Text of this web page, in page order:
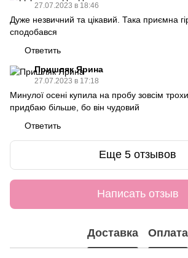
27.07.2023 в 18:46
Дуже незвичний та цікавий. Така приємна
сподобався
Ответить
Пришляк Ярина
27.07.2023 в 17:18
Минулої осені купила на пробу зовсім
придбаю більше, бо він чудовий
Ответить
Еще 5 отзывов
Написать отзыв
Доставка Оплата